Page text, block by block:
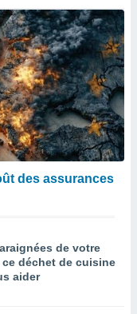
des assurances
de votre
déchet de cuisine
aider